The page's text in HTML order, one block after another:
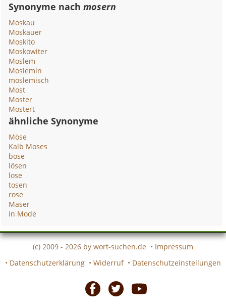
Synonyme nachmosern
Moskau
Moskauer
Moskito
Moskowiter
Moslem
Moslemin
moslemisch
Most
Moster
Mostert
ähnliche Synonyme
Möse
Kalb Moses
böse
lösen
lose
tosen
rose
Maser
in Mode
(c) 2009 - 2026 by wort-suchen.de • Impressum
• Datenschutzerklärung • Widerruf • Datenschutzeinstellungen